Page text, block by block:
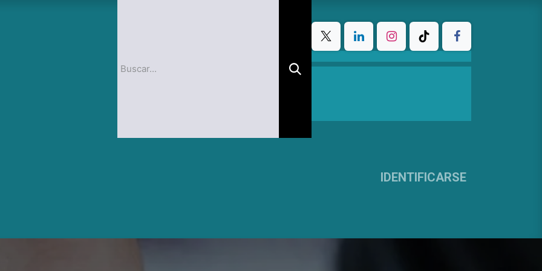
IDENTIFICARSE